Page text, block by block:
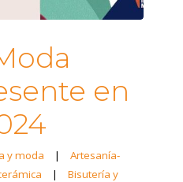
en
y moda |
Artesanía-
|
Bisutería y